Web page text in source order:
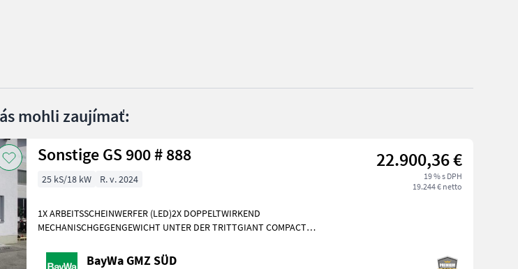
mohli zaujímať:
Sonstige GS 900 # 888 22.900,36 €
19 % s DPH
19.244 € netto
25 kS/18 kW R. v. 2024
1X ARBEITSSCHEINWERFER (LED)2X DOPPELTWIRKEND
MECHANISCHGEGENGEWICHT UNTER DER TRITTGIANT COMPACT
Dreizylinderdieselmotor, Typ
BayWa GMZ SÜD